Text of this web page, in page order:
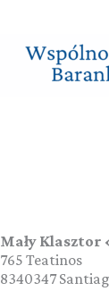
Mały Klasztor
765 Teatinos
8340347